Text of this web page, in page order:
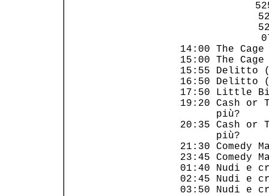
14:00 The
15:00 The
15:55
16:50
17:50
19:20 Cash
20:35 Cash
21:30
23:45
01:40
02:45
03:50